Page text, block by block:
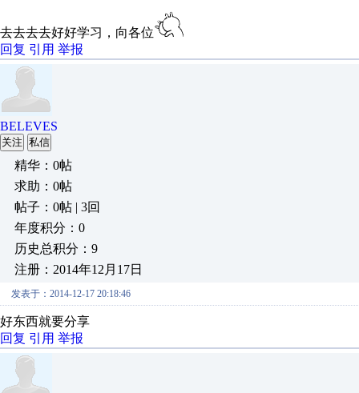
去去去去好好学习，向各位
回复 引用 举报
BELEVES
关注 私信
精华：0帖
求助：0帖
帖子：0帖 | 3回
年度积分：0
历史总积分：9
注册：2014年12月17日
发表于：2014-12-17 20:18:46
好东西就要分享
回复 引用 举报